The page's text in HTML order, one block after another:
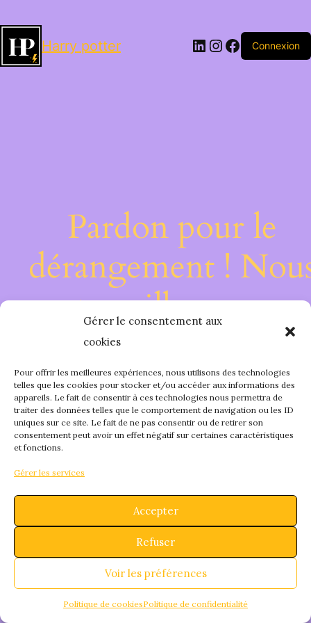
Gérer le consentement aux
cookies
Pour offrir les meilleures expériences, nous utilisons des technologies
telles que les cookies pour stocker et/ou accéder aux informations des
appareils. Le fait de consentir à ces technologies nous permettra de
traiter des données telles que le comportement de navigation ou les ID
uniques sur ce site. Le fait de ne pas consentir ou de retirer son
consentement peut avoir un effet négatif sur certaines caractéristiques
et fonctions.
Gérer les services
Accepter
Refuser
Voir les préférences
Politique de cookiesPolitique de confidentialité
Harry potter LinkedIn
Instagram
Facebook
Connexion
Pardon pour le
dérangement !
travaillons sur
quelque chose de
fantastique –
bientôt !